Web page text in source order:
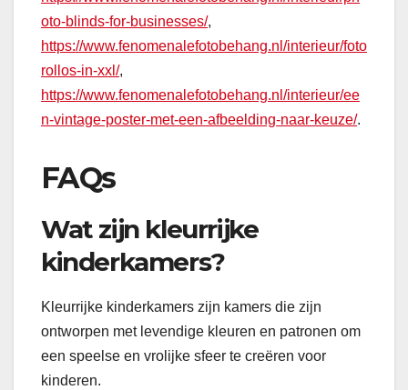
oto-blinds-for-businesses/,
https://www.fenomenalefotobehang.nl/interieur/foto
rollos-in-xxl/,
https://www.fenomenalefotobehang.nl/interieur/ee
n-vintage-poster-met-een-afbeelding-naar-keuze/.
FAQs
Wat zijn kleurrijke
kinderkamers?
Kleurrijke kinderkamers zijn kamers die zijn
ontworpen met levendige kleuren en patronen om
een speelse en vrolijke sfeer te creëren voor
kinderen.